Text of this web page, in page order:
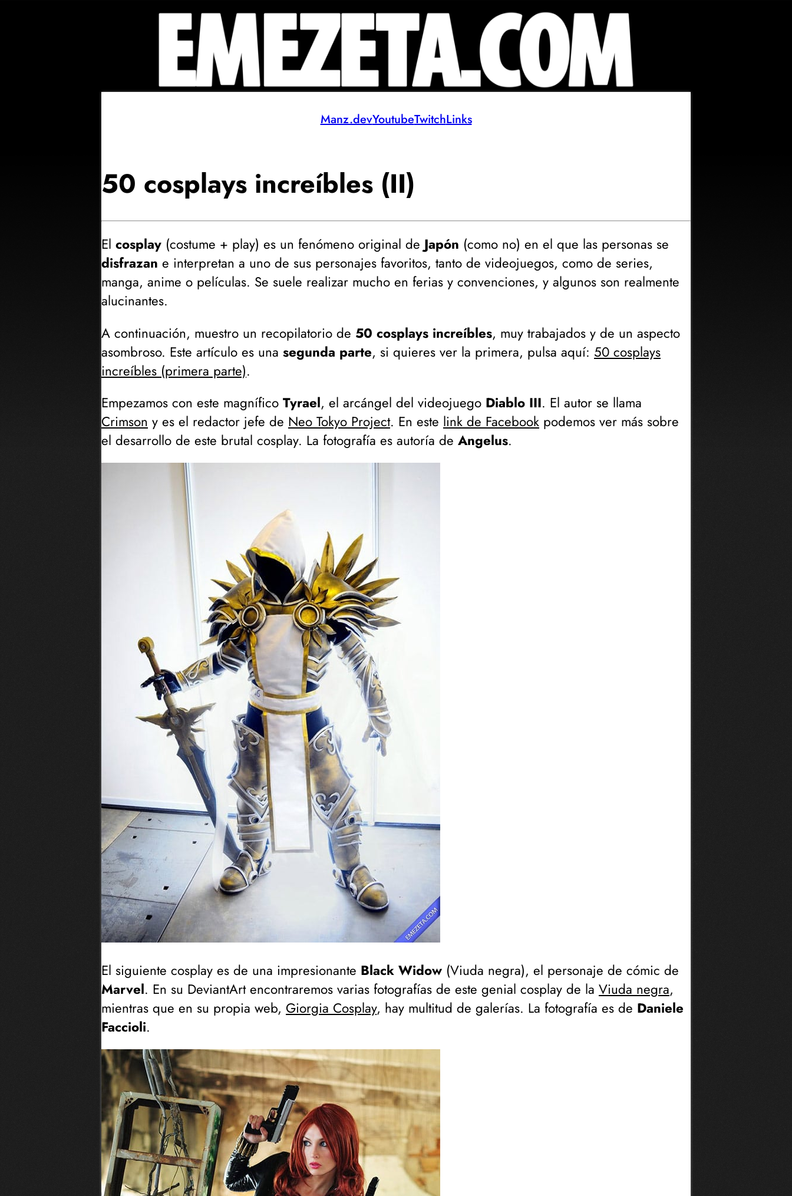
Manz.devYoutubeTwitchLinks
50 cosplays increíbles (II)
El cosplay (costume + play) es un fenómeno original de Japón (como no) en el que las personas se
disfrazan e interpretan a uno de sus personajes favoritos, tanto de videojuegos, como de series,
manga, anime o películas. Se suele realizar mucho en ferias y convenciones, y algunos son realmente
alucinantes.
A continuación, muestro un recopilatorio de 50 cosplays increíbles, muy trabajados y de un aspecto
asombroso. Este artículo es una segunda parte, si quieres ver la primera, pulsa aquí: 50 cosplays
increíbles (primera parte).
Empezamos con este magnífico Tyrael, el arcángel del videojuego Diablo III. El autor se llama
Crimson y es el redactor jefe de Neo Tokyo Project. En este link de Facebook podemos ver más sobre
el desarrollo de este brutal cosplay. La fotografía es autoría de Angelus.
El siguiente cosplay es de una impresionante Black Widow (Viuda negra), el personaje de cómic de
Marvel. En su DeviantArt encontraremos varias fotografías de este genial cosplay de la Viuda negra,
mientras que en su propia web, Giorgia Cosplay, hay multitud de galerías. La fotografía es de Daniele
Faccioli.